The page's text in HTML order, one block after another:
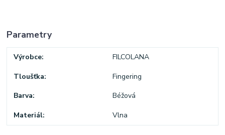
Parametry
Výrobce FILCOLANA
Tloušťka Fingering
Barva Béžová
Materiál Vlna